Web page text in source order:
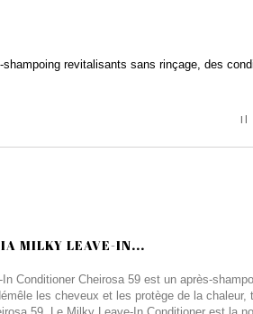
revitalisants sans rinçage, des
Il
MILKY LEAVE-IN...
Conditioner Cheirosa 59 est un après-
les cheveux et les protège de la chaleur,